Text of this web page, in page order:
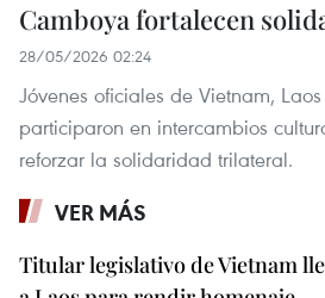
Camboya fortalecen
28/05/2026 02:24
Jóvenes oficiales de Vietnam,
participaron en intercambios
reforzar la solidaridad trilateral.
VER MÁS
Titular legislativo de Vietnam